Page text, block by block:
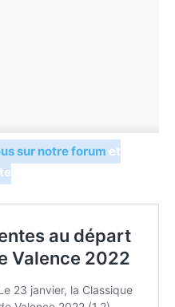
sur notre forum et